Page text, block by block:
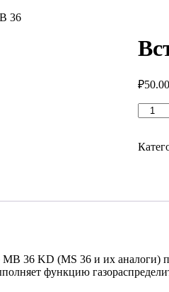
36
₽50.00
товара
под
MB 36 KD (MS 36 и их
функцию